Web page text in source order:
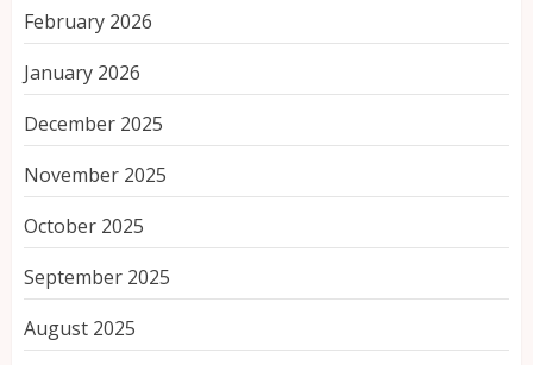
February 2026
January 2026
December 2025
November 2025
October 2025
September 2025
August 2025